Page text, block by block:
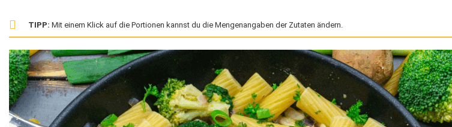
TIPP: Mit einem Klick auf die Portionen kannst du die Mengenangaben der Zutaten ändern.